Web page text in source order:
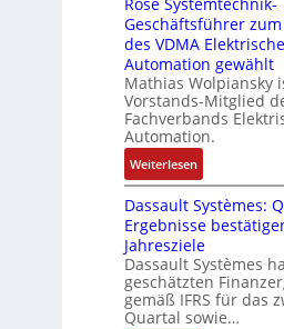
-
u
n
d
A
n
l
a
g
e
n
b
a
u
:
i
t
u
r
n
-
K
i
t
E
n
c
o
d
e
t
e
L
a
s
e
r
r
i
a
n
g
u
l
a
s
I
T
-
R
ü
c
k
r
a
t
d
e
r
Geschäftsführer
des VDMA Elektrische
Automation gewählt
Mathias Wolpiansky
Vorstands-Mitglied
Fachverbands
Automation.
Weiterlesen:
R
o
s
e
S
y
s
Dassault Systèmes:
Ergebnisse
Jahresziele
Dassault Systèmes
geschätzten
gemäß IFRS für das
Quartal sowie…